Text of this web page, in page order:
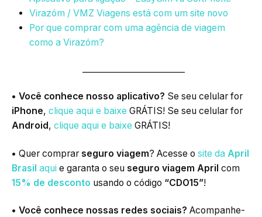
Virazóm / VMZ Viagens está com um site novo
Por que comprar com uma agência de viagem
como a Virazóm?
• Você conhece nosso aplicativo? Se seu celular for
iPhone, clique aqui e baixe GRÁTIS! Se seu celular for
Android , clique aqui e baixe GRÁTIS!
• Quer comprar seguro viagem? Acesse o site da April
Brasil aqui e garanta o seu seguro viagem April com
15% de desconto usando o código “CDO15”!
• Você conhece nossas redes sociais? Acompanhe-